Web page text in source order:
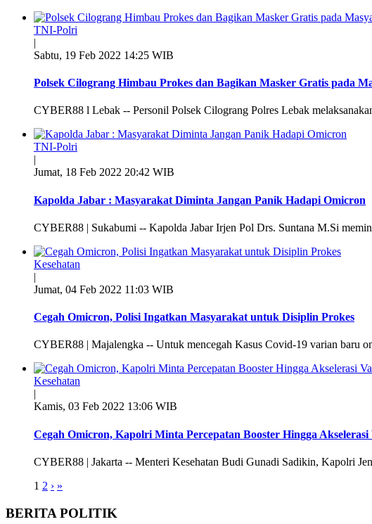
TNI-Polri
|
Sabtu, 19 Feb 2022 14:25 WIB
Polsek Cilograng Himbau Prokes dan Bagikan Masker Gratis pada
CYBER88 l Lebak -- Personil Polsek Cilograng Polres Lebak
TNI-Polri
|
Jumat, 18 Feb 2022 20:42 WIB
Kapolda Jabar : Masyarakat Diminta Jangan Panik Hadapi Omicron
CYBER88 | Sukabumi -- Kapolda Jabar Irjen Pol Drs. Suntana M.Si
Kesehatan
|
Jumat, 04 Feb 2022 11:03 WIB
Cegah Omicron, Polisi Ingatkan Masyarakat untuk Disiplin Prokes
CYBER88 | Majalengka -- Untuk mencegah Kasus Covid-19 varian baru
Kesehatan
Kamis, 03 Feb 2022 13:06 WIB
Cegah Omicron, Kapolri Minta Percepatan Booster Hingga
CYBER88 | Jakarta -- Menteri Kesehatan Budi Gunadi Sadikin, Kapolri
1 2 › »
BERITA POLITIK